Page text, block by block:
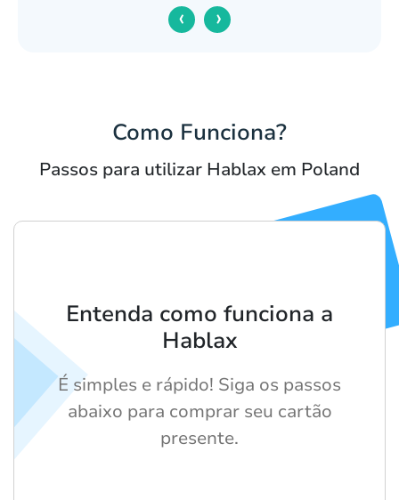
‹ ›
Como Funciona?
Passos para utilizar Hablax em Poland
Entenda como funciona a
Hablax
É simples e rápido! Siga os passos
abaixo para comprar seu cartão
presente.